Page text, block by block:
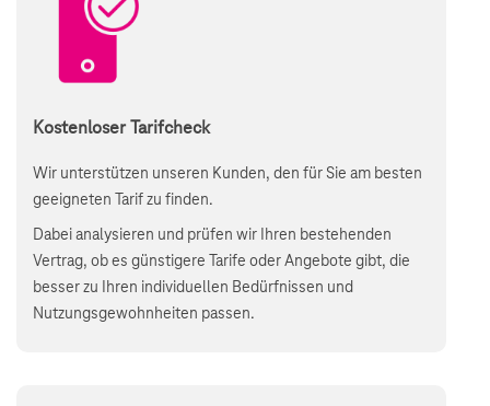
Kostenloser Tarifcheck
Wir unterstützen unseren Kunden, den für Sie am besten
geeigneten Tarif zu finden.
Dabei analysieren und prüfen wir Ihren bestehenden
Vertrag, ob es günstigere Tarife oder Angebote gibt, die
besser zu Ihren individuellen Bedürfnissen und
Nutzungsgewohnheiten passen.